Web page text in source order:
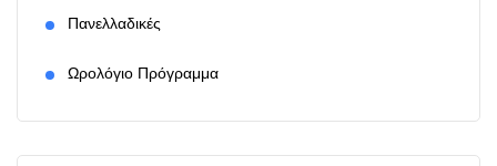
Πανελλαδικές
Ωρολόγιο Πρόγραμμα